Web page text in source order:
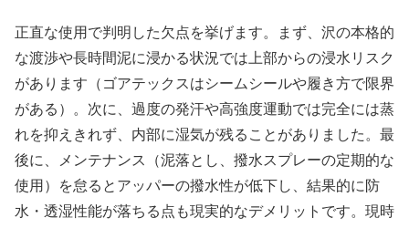
正直な使用で判明した欠点を挙げます。まず、沢の本格的
な渡渉や長時間泥に浸かる状況では上部からの浸水リスク
があります（ゴアテックスはシームシールや履き方で限界
がある）。次に、過度の発汗や高強度運動では完全には蒸
れを抑えきれず、内部に湿気が残ることがありました。最
後に、メンテナンス（泥落とし、撥水スプレーの定期的な
使用）を怠るとアッパーの撥水性が低下し、結果的に防
水・透湿性能が落ちる点も現実的なデメリットです。現時